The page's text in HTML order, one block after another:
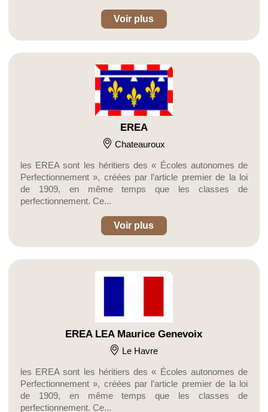
Voir plus
EREA
Chateauroux
les EREA sont les héritiers des « Écoles autonomes de
Perfectionnement », créées par l’article premier de la loi
de 1909, en même temps que les classes de
perfectionnement. Ce...
Voir plus
EREA LEA Maurice Genevoix
Le Havre
les EREA sont les héritiers des « Écoles autonomes de
Perfectionnement », créées par l’article premier de la loi
de 1909, en même temps que les classes de
perfectionnement. Ce...